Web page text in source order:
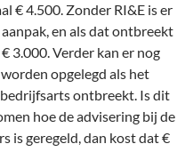
€ 4.500. Zonder RI&E is er
en als dat ontbreekt
3.000. Verder kan er nog
opgelegd als het
ontbreekt. Is dit
hoe de advisering bij de
is geregeld, dan kost dat €